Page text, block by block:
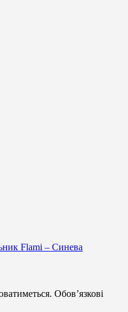
Flami – Синева
Обов’язкові